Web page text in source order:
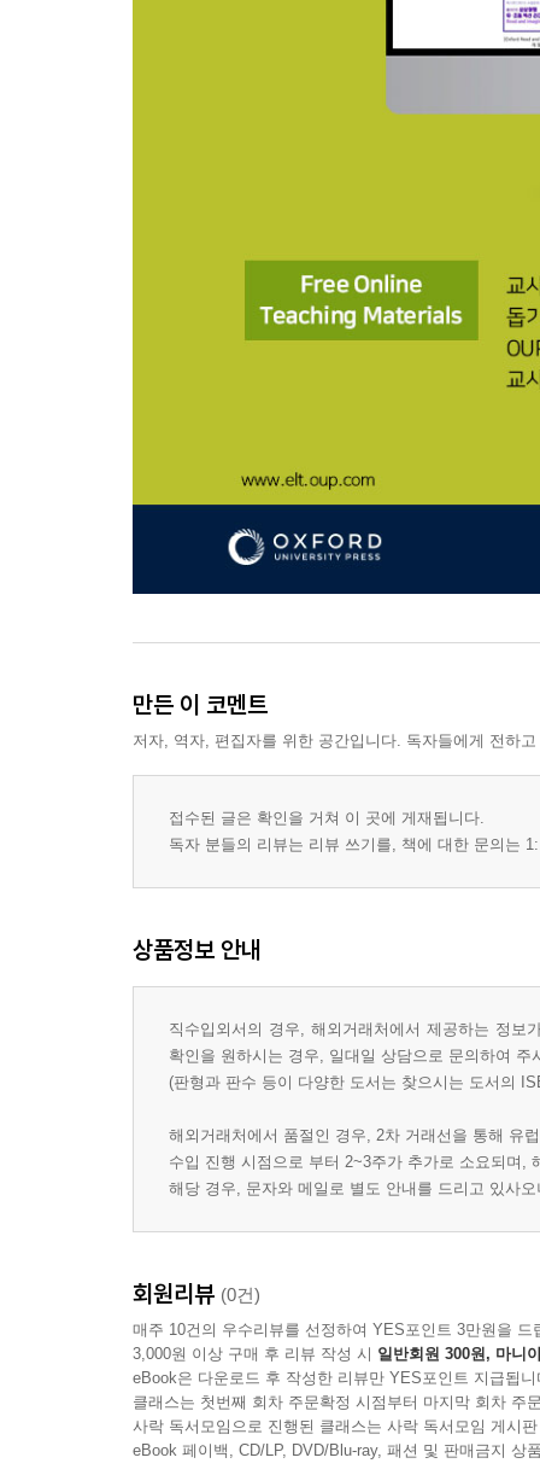
만든 이 코멘트
저자, 역자, 편집자를 위한 공간입니다. 독자들에게 전하
접수된 글은 확인을 거쳐 이 곳에 게재됩니다.
독자 분들의 리뷰는 리뷰 쓰기를, 책에 대한 문의는
상품정보 안내
직수입외서의 경우, 해외거래처에서 제공하는 정
확인을 원하시는 경우, 일대일 상담으로 문의하여 주
(판형과 판수 등이 다양한 도서는 찾으시는 도서의
해외거래처에서 품절인 경우, 2차 거래선을 통해 유
수입 진행 시점으로 부터 2~3주가 추가로 소요되며,
해당 경우, 문자와 메일로 별도 안내를 드리고 있사
회원리뷰 (0건)
매주 10건의 우수리뷰를 선정하여 YES포인트 3만원을 드
3,000원 이상 구매 후 리뷰 작성 시 일반회원 300원, 마니
eBook은 다운로드 후 작성한 리뷰만 YES포인트 지급됩니
클래스는 첫번째 회차 주문확정 시점부터 마지막 회차 주
사락 독서모임으로 진행된 클래스는 사락 독서모임 게시
eBook 페이백, CD/LP, DVD/Blu-ray, 패션 및 판매금지 상